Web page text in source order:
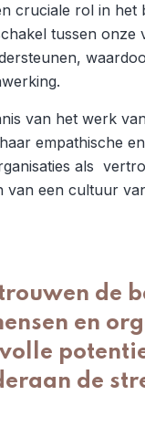
cruciale rol in
tussen
van het werk
empathische
als
van een cultuur
de
en
de